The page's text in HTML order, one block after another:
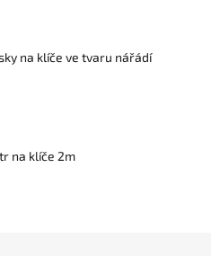
na klíče ve tvaru nářádí
na klíče 2m